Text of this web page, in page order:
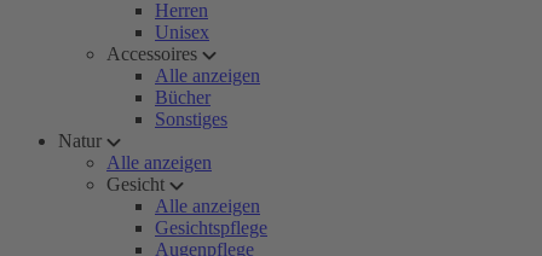
Herren
Unisex
Accessoires
Alle anzeigen
Bücher
Sonstiges
Natur
Alle anzeigen
Gesicht
Alle anzeigen
Gesichtspflege
Augenpflege